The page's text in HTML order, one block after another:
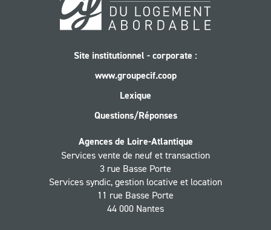
Site institutionnel - corporate :
www.groupecif.coop
Lexique
Questions/Réponses
Agences de Loire-Atlantique
Services vente de neuf et transaction
3 rue Basse Porte
Services syndic, gestion locative et location
11 rue Basse Porte
44 000 Nantes